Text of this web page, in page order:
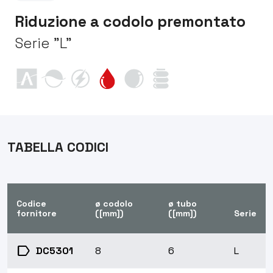
Riduzione a codolo premontato
Serie "L"
TABELLA CODICI
Codice
fornitore
ø codolo
([mm])
ø tubo
([mm])
Serie
label DC5301 8 6 L